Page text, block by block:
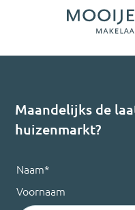
Maandelijks de
huizenmarkt?
Naam*
Voornaam